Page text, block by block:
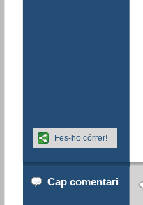
Fes-ho córrer!
Cap comentari